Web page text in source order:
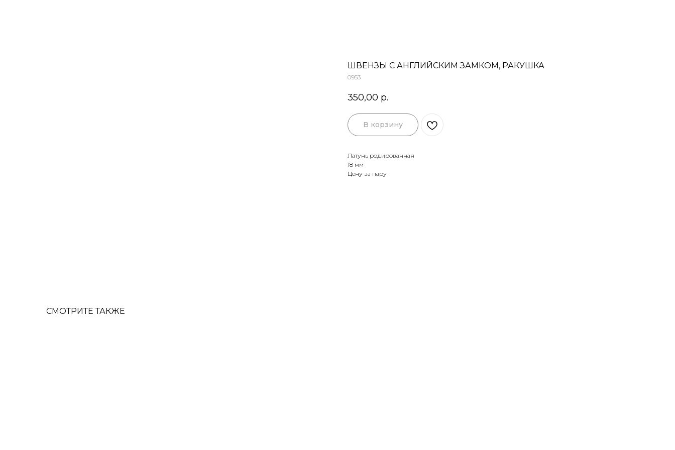
ШВЕНЗЫ С АНГЛИЙСКИМ ЗАМКОМ, РАКУШКА
0953
350,00 р.
В корзину
Латунь родированная
18 мм
Цену за пару
СМОТРИТЕ ТАКЖЕ